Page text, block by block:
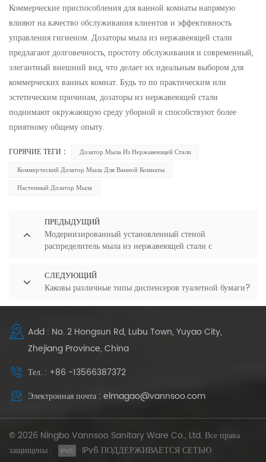
Коммерческие приспособления для ванной комнаты напрямую
влияют на качество обслуживания клиентов и эффективность
управления гигиеном. Дозаторы мыла из нержавеющей стали
предлагают долговечность, простоту обслуживания и современный,
элегантный внешний вид, что делает их идеальным выбором для
коммерческих ванных комнат. Будь то по практическим или
эстетическим причинам, дозаторы из нержавеющей стали
поднимают окружающую среду уборной и способствуют более
приятному общему опыту.
ГОРЯЧИЕ ТЕГИ :
Дозатор Мыла Из Нержавеющей Стали
Коммерческий Дозатор Мыла Для Ванной Комнаты
Настенный Дозатор Мыла
ПРЕДЫДУЩИЙ
Модернизированный установленный стеной
распределитель мыла из нержавеющей стали с
СЛЕДУЮЩИЙ
Каковы различные типы диспенсеров туалетной бумаги?
Add : No. 2 Hongsun Rd, Lubu Town, Yuyao City,
Zhejiang Province, China
Тел. : +86 -13566387372
Электронная почта : elmagao@vannsoo.com
© 2026 Ningbo Vannsoo Sanitary Ware Co., Ltd. Все права
защищены .
IPv6 ПОДДЕРЖИВАЕТСЯ СЕТЬЮ